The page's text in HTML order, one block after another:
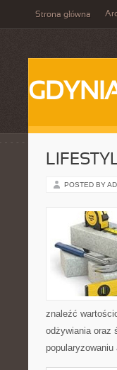
Strona główna
POSTED BY
znaleźć
odżywiania oraz